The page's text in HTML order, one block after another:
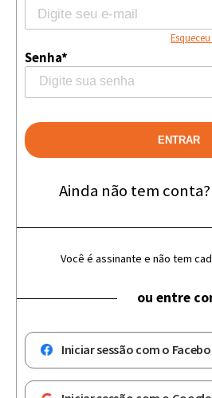
Senha*
ENTRAR
Ainda não tem conta?
Você é assinante e não tem
ou entre
Iniciar sessão com o